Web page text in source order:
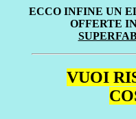
ECCO INFINE UN
OFFERTE
VUOI